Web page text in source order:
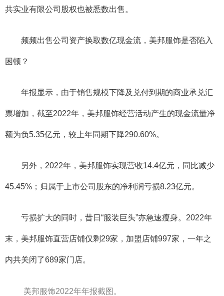
共实业有限公司股权也被悉数出售。
频频出售公司资产换取数亿现金流，美邦服饰是否陷入
困顿？
年报显示，由于销售规模下降及兑付到期的商业承兑汇
票增加，截至2022年，美邦服饰经营活动产生的现金流量净
额为负5.35亿元，较上年同期下降290.60%。
另外，2022年，美邦服饰实现营收14.4亿元，同比减少
45.45%；归属于上市公司股东的净利润亏损8.23亿元。
亏损扩大的同时，昔日“服装巨头”亦急速瘦身。2022年
末，美邦服饰直营店铺仅剩29家，加盟店铺997家，一年之
内共关闭了689家门店。
美邦服饰2022年年报截图。